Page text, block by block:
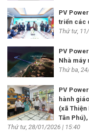
PV
triển các
Thứ tư,
PV
Nhà máy
Thứ ba,
PV
hành
(xã Thiện
Tân
Thứ tư, 28/01/2026 | 15:40